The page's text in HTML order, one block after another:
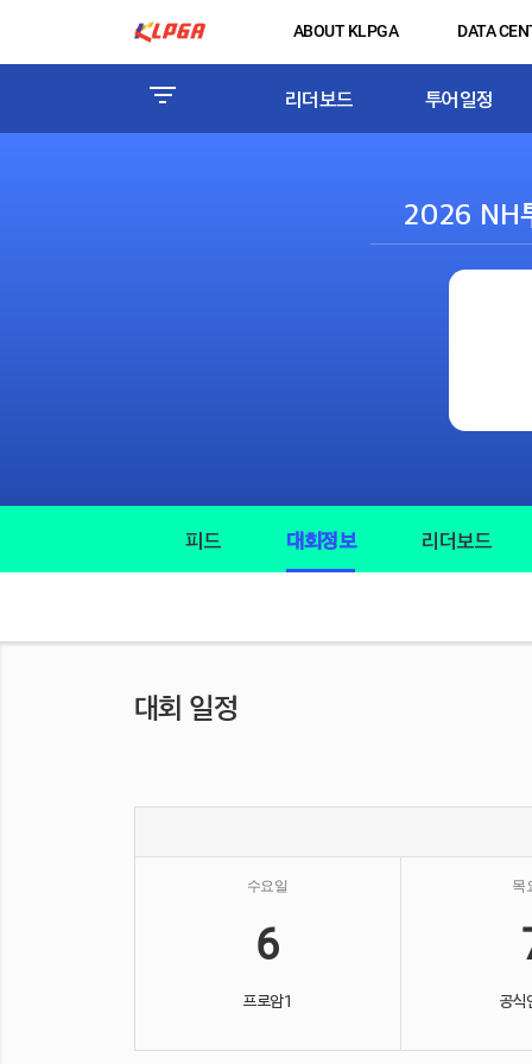
ABOUT KLPGA DATA
리더보드 투어일정
피드 대회정보 리더보드
대회 일정
수요일
6
프로암1
목
공식